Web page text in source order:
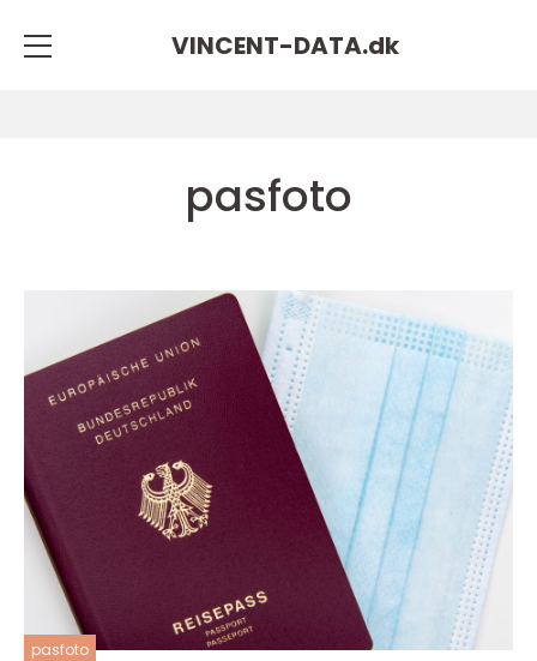
VINCENT-DATA.dk
pasfoto
pasfoto